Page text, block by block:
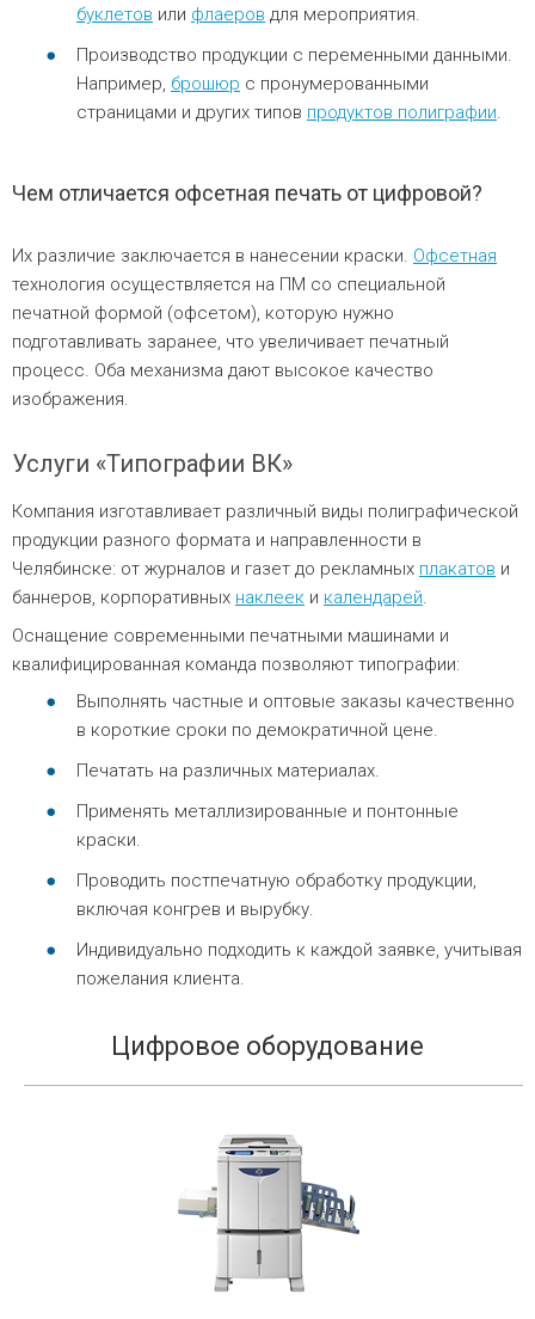
буклетов или флаеров для мероприятия.
Производство продукции с переменными данными.
Например, брошюр с пронумерованными
страницами и других типов продуктов полиграфии.
Чем отличается офсетная печать от цифровой?
Их различие заключается в нанесении краски. Офсетная
технология осуществляется на ПМ со специальной
печатной формой (офсетом), которую нужно
подготавливать заранее, что увеличивает печатный
процесс. Оба механизма дают высокое качество
изображения.
Услуги «Типографии ВК»
Компания изготавливает различный виды полиграфической
продукции разного формата и направленности в
Челябинске: от журналов и газет до рекламных плакатов и
баннеров, корпоративных наклеек и календарей.
Оснащение современными печатными машинами и
квалифицированная команда позволяют типографии:
Выполнять частные и оптовые заказы качественно
в короткие сроки по демократичной цене.
Печатать на различных материалах.
Применять металлизированные и понтонные
краски.
Проводить постпечатную обработку продукции,
включая конгрев и вырубку.
Индивидуально подходить к каждой заявке, учитывая
пожелания клиента.
Цифровое оборудование